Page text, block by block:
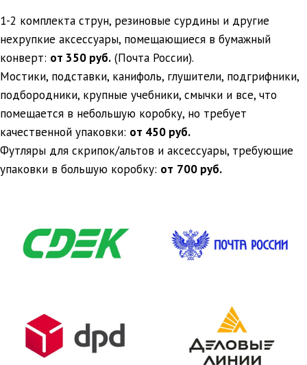
1-2 комплекта струн, резиновые сурдины и другие
нехрупкие аксессуары, помещающиеся в бумажный
конверт: от 350 руб. (Почта России).
Мостики, подставки, канифоль, глушители, подгрифники,
подбородники, крупные учебники, смычки и все, что
помещается в небольшую коробку, но требует
качественной упаковки: от 450 руб.
Футляры для скрипок/альтов и аксессуары, требующие
упаковки в большую коробку: от 700 руб.